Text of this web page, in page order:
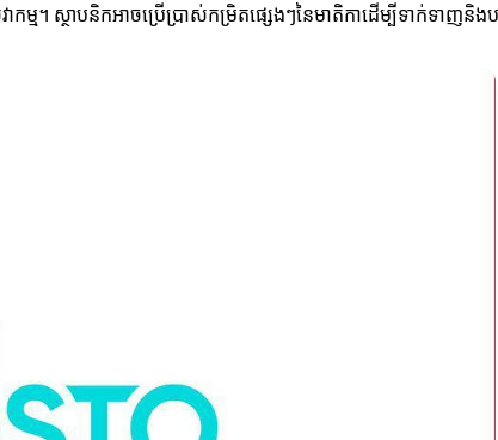
ម។ ស្ថាបនិកអាចប្រើប្រាស់កម្រិតផ្សេងៗនៃមាតិកាដើម្បីទាក់ទាញនិ